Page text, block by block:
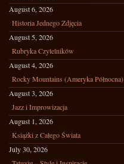
August 6, 2026
Historia Jednego Zdjęcia
August 5, 2026
Rubryka Czytelników
August 4, 2026
Rocky Mountains (Ameryka Północna)
August 3, 2026
Jazz i Improwizacja
August 1, 2026
Książki z Całego Świata
July 30, 2026